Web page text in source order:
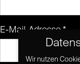
E-Mail-Adresse *
Wir nutzen